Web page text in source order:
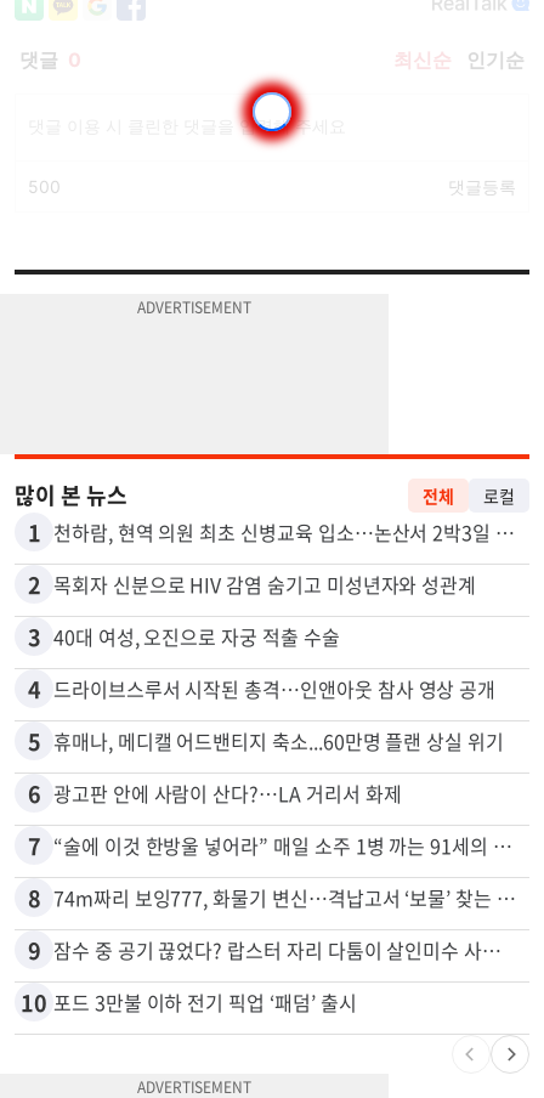
많이 본 뉴스 전체 로컬
1 천하람, 현역 의원 최초 신병교육 입소…논산서 2박3일 생활
2 목회자 신분으로 HIV 감염 숨기고 미성년자와 성관계
3 40대 여성, 오진으로 자궁 적출 수술
4 드라이브스루서 시작된 총격…인앤아웃 참사 영상 공개
5 휴매나, 메디캘 어드밴티지 축소...60만명 플랜 상실 위기
6 광고판 안에 사람이 산다?…LA 거리서 화제
7 “술에 이것 한방울 넣어라” 매일 소주 1병 까는 91세의 철칙
8 74m짜리 보잉777, 화물기 변신…격납고서 ‘보물’ 찾는 인천공항
9 잠수 중 공기 끊었다? 랍스터 자리 다툼이 살인미수 사건으로
10 포드 3만불 이하 전기 픽업 ‘패덤’ 출시